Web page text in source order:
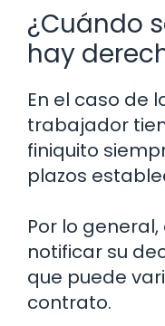
¿Cuándo
hay
En el caso de
trabajador
finiquito
plazos
Por lo
notificar su
que puede
contrato.